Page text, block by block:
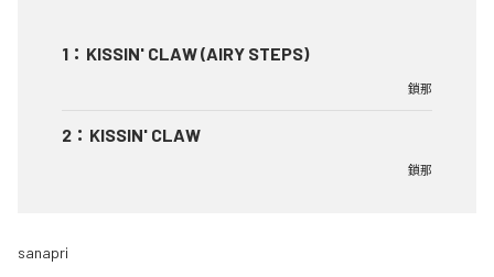
1 ： KISSIN' CLAW (AIRY STEPS)
鎖那
2 ： KISSIN' CLAW
鎖那
sanapri